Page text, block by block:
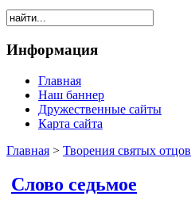
Информация
Главная
Наш баннер
Дружественные сайты
Карта сайта
Главная > Творения святых отцов
Слово седьмое